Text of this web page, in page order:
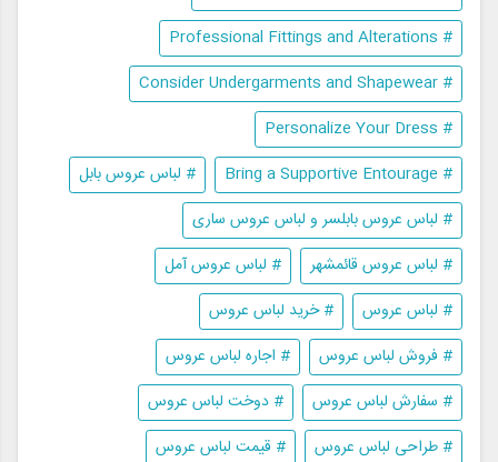
# Professional Fittings and Alterations
# Consider Undergarments and Shapewear
# Personalize Your Dress
# Bring a Supportive Entourage
# لباس عروس بابل
# لباس عروس بابلسر و لباس عروس ساری
# لباس عروس قائمشهر
# لباس عروس آمل
# لباس عروس
# خرید لباس عروس
# فروش لباس عروس
# اجاره لباس عروس
# سفارش لباس عروس
# دوخت لباس عروس
# طراحی لباس عروس
# قیمت لباس عروس